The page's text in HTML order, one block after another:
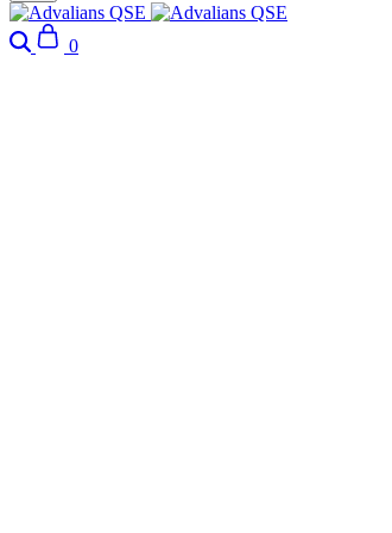
Search
0